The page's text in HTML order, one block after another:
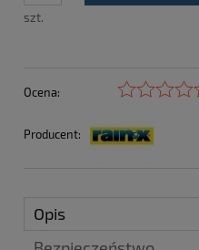
szt.
Ocena:
Producent:
Opis